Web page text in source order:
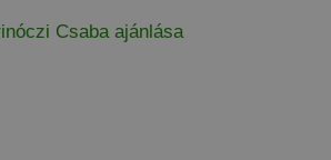
Csaba ajánlása